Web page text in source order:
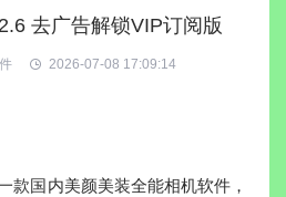
去广告解锁VIP订阅版
2026-07-08 17:09:14
款国内美颜美装全能相机软件，